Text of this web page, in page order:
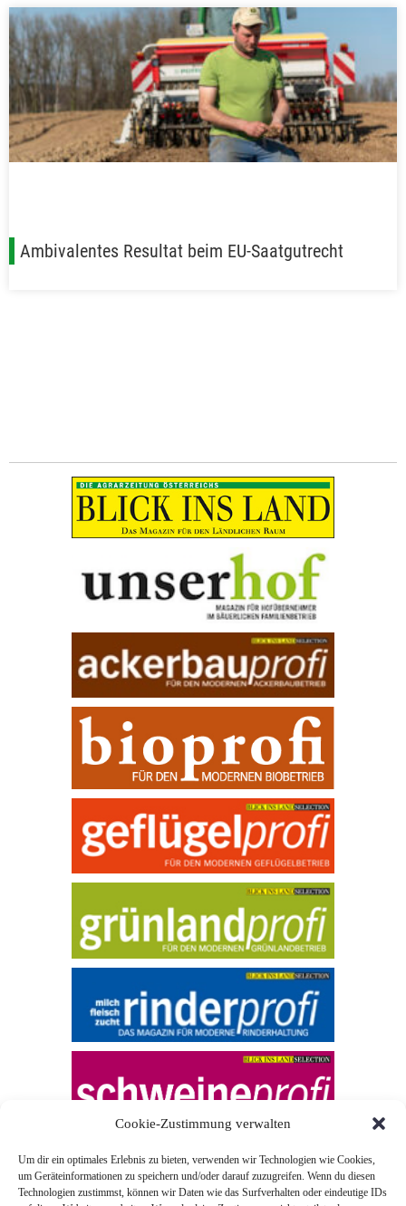
Cookie-Zustimmung verwalten
Um dir ein optimales Erlebnis zu bieten, verwenden wir Technologien wie Cookies,
um Geräteinformationen zu speichern und/oder darauf zuzugreifen. Wenn du diesen
Technologien zustimmst, können wir Daten wie das Surfverhalten oder eindeutige IDs
Ambivalentes Resultat beim EU-Saatgutrecht